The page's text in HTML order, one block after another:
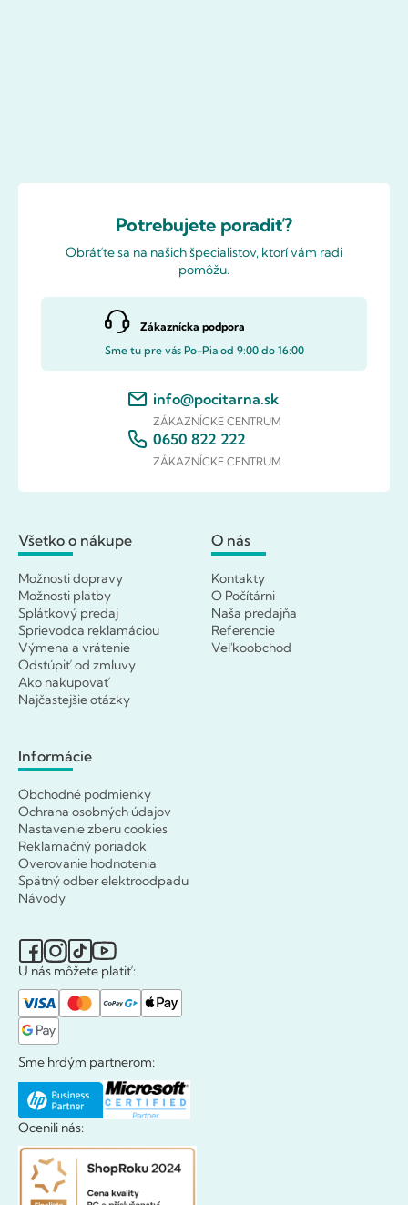
Potrebujete poradiť?
Obráťte sa na našich špecialistov, ktorí vám radi
pomôžu.
Zákaznícka podpora
Sme tu pre vás Po-Pia od 9:00 do 16:00
info@pocitarna.sk
ZÁKAZNÍCKE CENTRUM
0650 822 222
ZÁKAZNÍCKE CENTRUM
Všetko o nákupe
Možnosti dopravy
Možnosti platby
Splátkový predaj
Sprievodca reklamáciou
Výmena a vrátenie
Odstúpiť od zmluvy
Ako nakupovať
Najčastejšie otázky
O nás
Kontakty
O Počítárni
Naša predajňa
Referencie
Veľkoobchod
Informácie
Obchodné podmienky
Ochrana osobných údajov
Nastavenie zberu cookies
Reklamačný poriadok
Overovanie hodnotenia
Spätný odber elektroodpadu
Návody
U nás môžete platiť:
Sme hrdým partnerom:
Ocenili nás: